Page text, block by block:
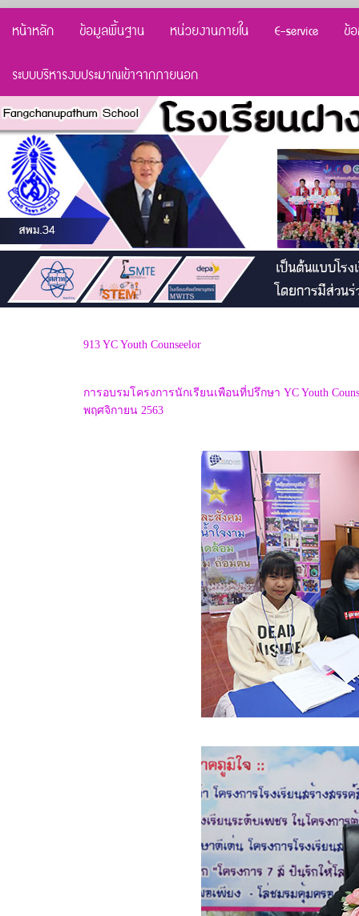
หน้าหลัก ข้อมูลพื้นฐาน หน่วยงานภายใน E-service ข้
ระบบบริหารงบประมาณเข้าจากภายนอก
913 YC Youth Counseelor
การอบรมโครงการนักเรียนเพือนที่ปรึกษา YC Youth
พฤศจิกายน 2563